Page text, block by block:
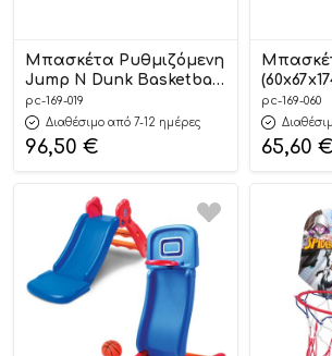
Μπασκέτα Ρυθμιζόμενη
Jump N Dunk Basketball
(66x56x155εκ) 24m+ 169.019
– Grow’n Up
pc-169-019
Διαθέσιμο από 7-12 ημέρες
96,50 €
– Grow’n
pc-169-060
65,60 €